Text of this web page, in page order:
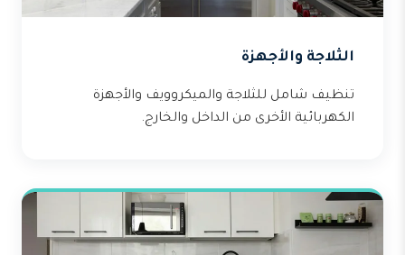
الثلاجة والأجهزة
تنظيف شامل للثلاجة والميكروويف والأجهزة
الكهربائية الأخرى من الداخل والخارج.